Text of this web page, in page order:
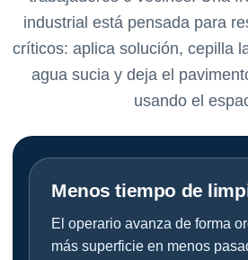
industrial está pensada para
críticos: aplica solución, cepilla
agua sucia y deja el
usando el
Menos tiempo de
El operario avanza de forma
más superficie en menos